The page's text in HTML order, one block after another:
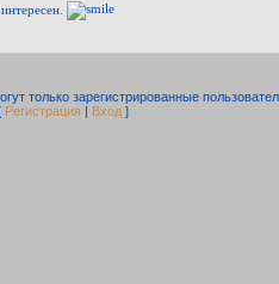
только зарегистрированные
Регистрация | Вход ]